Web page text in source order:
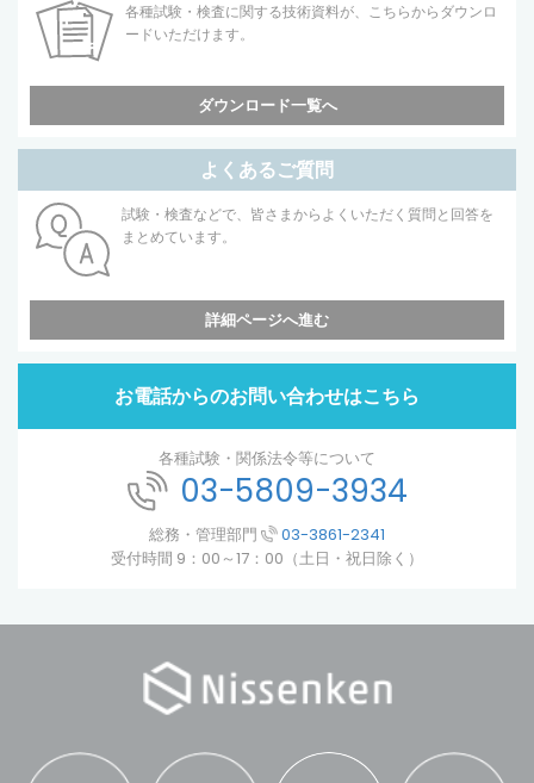
各種試験・検査に関する技術資料が、こちらからダウンロ
ードいただけます。
ダウンロード一覧へ
よくあるご質問
試験・検査などで、皆さまからよくいただく質問と回答を
まとめています。
詳細ページへ進む
お電話からのお問い合わせはこちら
各種試験・関係法令等について
03-5809-3934
総務・管理部門
03-3861-2341
受付時間 9：00～17：00（土日・祝日除く）